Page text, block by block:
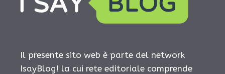
Il presente sito web è parte del network
IsayBlog! la cui rete editoriale comprende